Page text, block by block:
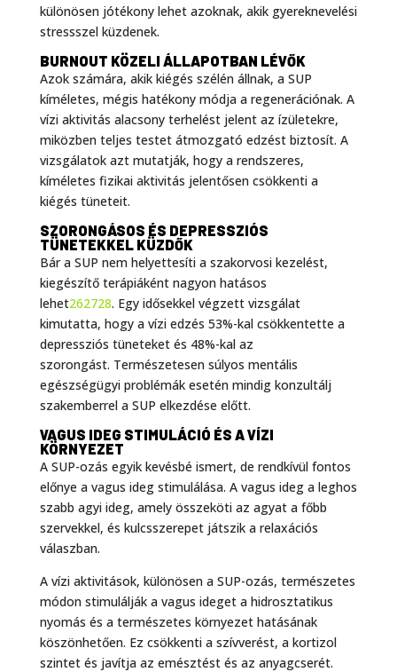
különösen jótékony lehet azoknak, akik gyereknevelési
stressszel küzdenek.
BURNOUT KÖZELI ÁLLAPOTBAN LÉVŐK
Azok számára, akik kiégés szélén állnak, a SUP
kíméletes, mégis hatékony módja a regenerációnak. A
vízi aktivitás alacsony terhelést jelent az ízületekre,
miközben teljes testet átmozgató edzést biztosít. A
vizsgálatok azt mutatják, hogy a rendszeres,
kíméletes fizikai aktivitás jelentősen csökkenti a
kiégés tüneteit.
SZORONGÁSOS ÉS DEPRESSZIÓS
TÜNETEKKEL KÜZDŐK
Bár a SUP nem helyettesíti a szakorvosi kezelést,
kiegészítő terápiáként nagyon hatásos
lehet262728. Egy idősekkel végzett vizsgálat
kimutatta, hogy a vízi edzés 53%-kal csökkentette a
depressziós tüneteket és 48%-kal az
szorongást. Természetesen súlyos mentális
egészségügyi problémák esetén mindig konzultálj
szakemberrel a SUP elkezdése előtt.
VAGUS IDEG STIMULÁCIÓ ÉS A VÍZI
KÖRNYEZET
A SUP-ozás egyik kevésbé ismert, de rendkívül fontos
előnye a vagus ideg stimulálása. A vagus ideg a leghos
szabb agyi ideg, amely összeköti az agyat a főbb
szervekkel, és kulcsszerepet játszik a relaxációs
válaszban.
A vízi aktivitások, különösen a SUP-ozás, természetes
módon stimulálják a vagus ideget a hidrosztatikus
nyomás és a természetes környezet hatásának
köszönhetően. Ez csökkenti a szívverést, a kortizol
szintet és javítja az emésztést és az anyagcserét.